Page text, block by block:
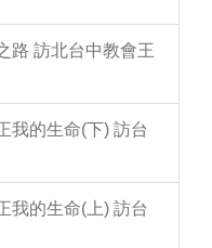
路 訪北台中教會王
我的生命(下) 訪台
我的生命(上) 訪台